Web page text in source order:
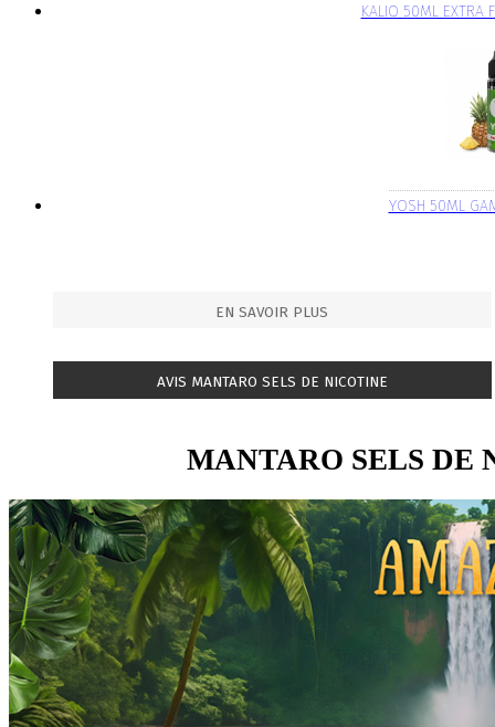
KALIO 50ML EXTRA
YOSH 50ML
EN SAVOIR PLUS
AVIS MANTARO SELS DE NICOTINE
MANTARO SELS DE